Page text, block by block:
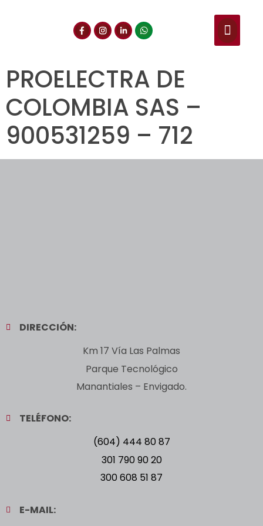
PROELECTRA DE
COLOMBIA SAS –
900531259 – 712
DIRECCIÓN:
Km 17 Vía Las Palmas
Parque Tecnológico
Manantiales – Envigado.
TELÉFONO:
(604) 444 80 87
301 790 90 20
300 608 51 87
E-MAIL: